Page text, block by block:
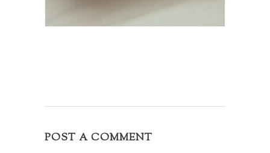
POST A COMMENT